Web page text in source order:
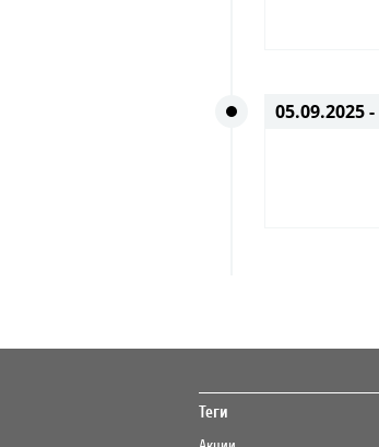
05.09.2025 -
Теги